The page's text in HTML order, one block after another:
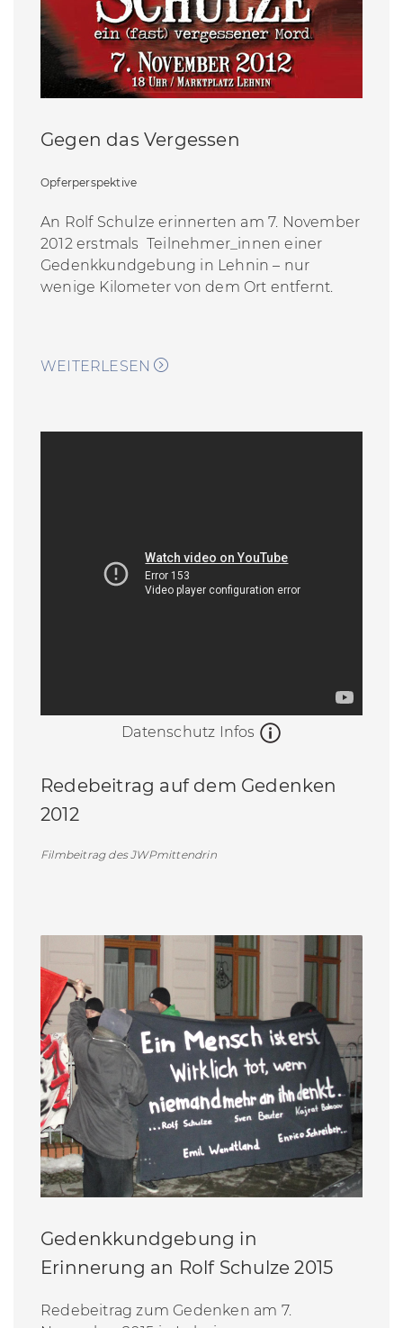
Gegen das Vergessen
Opferperspektive
An Rolf Schulze erinnerten am 7. November
2012 erstmals Teilnehmer_innen einer
Gedenkkundgebung in Lehnin – nur
wenige Kilometer von dem Ort entfernt.
WEITERLESEN
Datenschutz Infos
Redebeitrag auf dem Gedenken
2012
Filmbeitrag des JWPmittendrin
Gedenkkundgebung in
Erinnerung an Rolf Schulze 2015
Redebeitrag zum Gedenken am 7.